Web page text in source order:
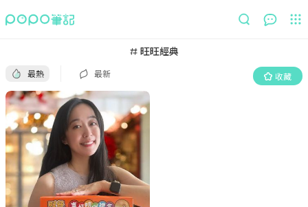
旺旺經典
最熱 最新 收藏
收藏